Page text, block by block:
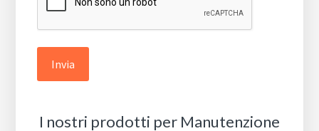
I nostri prodotti per Manutenzione